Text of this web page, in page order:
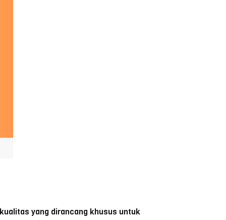
yang dirancang khusus untuk